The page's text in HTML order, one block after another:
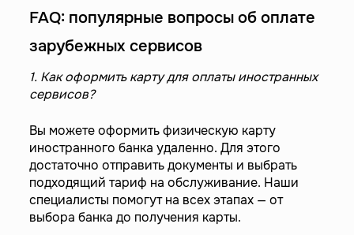
FAQ: популярные вопросы об оплате
зарубежных сервисов
1. Как оформить карту для оплаты иностранных
сервисов?
Вы можете оформить физическую карту
иностранного банка удаленно. Для этого
достаточно отправить документы и выбрать
подходящий тариф на обслуживание. Наши
специалисты помогут на всех этапах — от
выбора банка до получения карты.